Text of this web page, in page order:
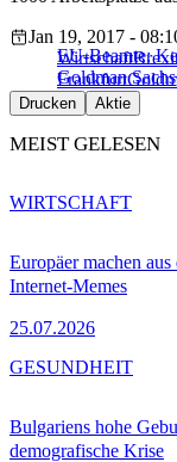
EU-Beamte:
Goldman Sachs
Jan 19, 2017 -
Wirtschaft
Frankfurt
Drucken Aktie
MEIST GELESEN
Europäer machen
Internet-Memes
25.07.2026
WIRTSCHAFT
Bulgariens hohe
demografische Krise
GESUNDHEIT